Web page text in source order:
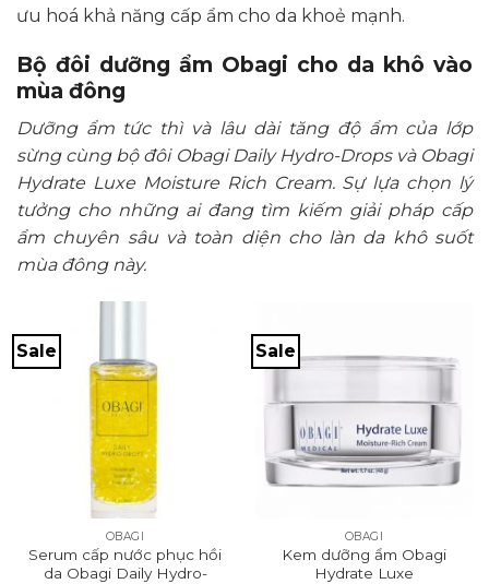
ưu hoá khả năng cấp ẩm cho da khoẻ mạnh.
Bộ đôi dưỡng ẩm Obagi cho da khô vào
mùa đông
Dưỡng ẩm tức thì và lâu dài tăng độ ẩm của lớp
sừng cùng bộ đôi Obagi Daily Hydro-Drops và Obagi
Hydrate Luxe Moisture Rich Cream. Sự lựa chọn lý
tưởng cho những ai đang tìm kiếm giải pháp cấp
ẩm chuyên sâu và toàn diện cho làn da khô suốt
mùa đông này.
Sale
OBAGI
Serum cấp nước phục hồi
da Obagi Daily Hydro-
Sale
OBAGI
Kem dưỡng ẩm Obagi
Hydrate Luxe